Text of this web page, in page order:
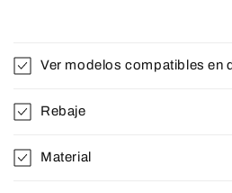
Ver modelos compatibles en
Rebaje
Material